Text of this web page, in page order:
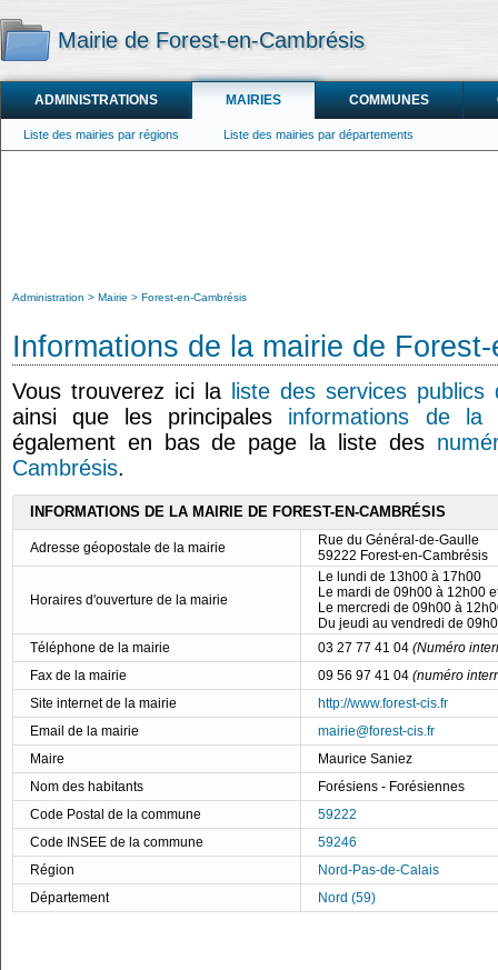
Mairie de Forest-en-Cambrésis
ADMINISTRATIONS MAIRIES COMMUNES
Liste des mairies par régions Liste des mairies par départements
Administration Mairie Forest-en-Cambrésis
Informations de la mairie de
Vous trouverez ici la
liste des services publics
ainsi que les principales informations de la
également en bas de page la liste des
Cambrésis.
INFORMATIONS DE LA MAIRIE DE FOREST-EN-CAMBRÉSIS
Adresse géopostale de la mairie
Rue du Général-de-Gaulle
59222 Forest-en-Cambrésis
Horaires d'ouverture de la mairie
Le lundi de 13h00 à 17h00
Le mardi de 09h00 à 12h00
Le mercredi de 09h00 à
Du jeudi au vendredi de
Téléphone de la mairie
03 27 77 41 04 (Numéro
Fax de la mairie
09 56 97 41 04 (numéro
Site internet de la mairie
http://www.forest-cis.fr
Email de la mairie
mairie@forest-cis.fr
Maire
Maurice Saniez
Nom des habitants
Forésiens - Forésiennes
Code Postal de la commune
59222
Code INSEE de la commune
59246
Région
Nord-Pas-de-Calais
Département
Nord (59)